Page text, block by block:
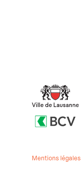
Mentions légales|